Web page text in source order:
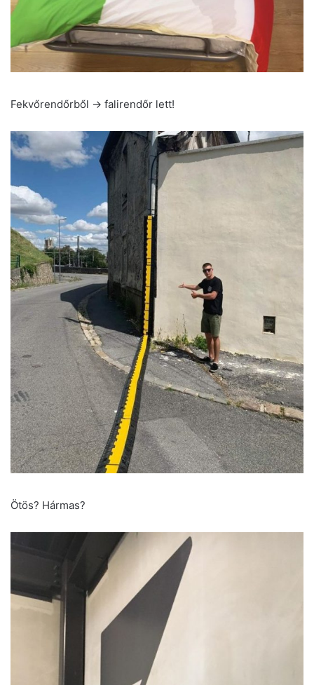
Fekvőrendőrből -> falirendőr lett!
Ötös? Hármas?